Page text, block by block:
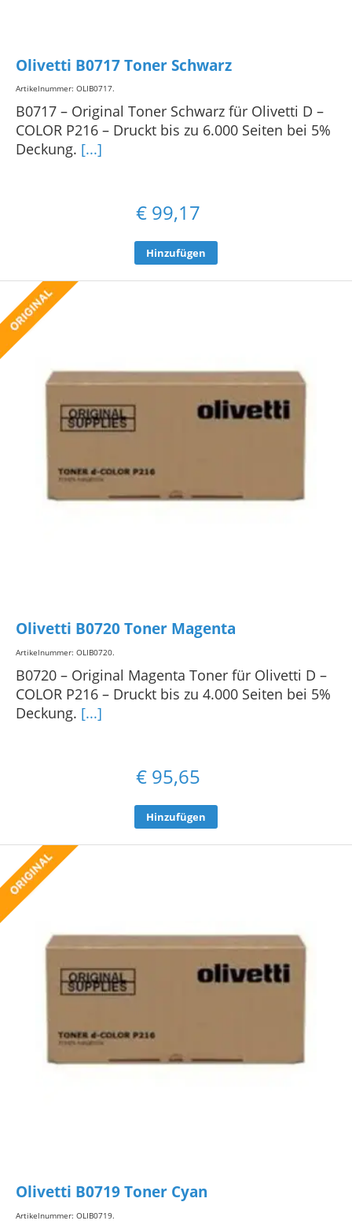
Olivetti B0717 Toner Schwarz
Artikelnummer: OLIB0717.
B0717 – Original Toner Schwarz für Olivetti D –
COLOR P216 – Druckt bis zu 6.000 Seiten bei 5%
Deckung. [...]
€ 99,17
Hinzufügen
Olivetti B0720 Toner Magenta
Artikelnummer: OLIB0720.
B0720 – Original Magenta Toner für Olivetti D –
COLOR P216 – Druckt bis zu 4.000 Seiten bei 5%
Deckung. [...]
€ 95,65
Hinzufügen
Olivetti B0719 Toner Cyan
Artikelnummer: OLIB0719.